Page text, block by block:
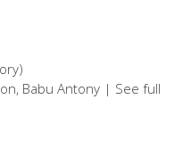
Babu Antony | See full